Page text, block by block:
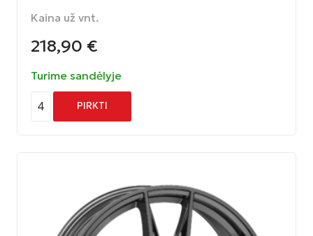
Kaina už vnt.
218,90 €
Turime sandėlyje
4 PIRKTI